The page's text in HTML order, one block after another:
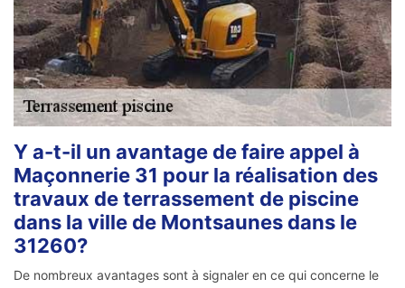
Y a-t-il un avantage de faire appel à
Maçonnerie 31 pour la réalisation des
travaux de terrassement de piscine
dans la ville de Montsaunes dans le
31260?
De nombreux avantages sont à signaler en ce qui concerne le